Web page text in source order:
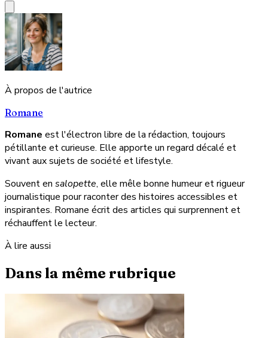
À propos de l'autrice
Romane
Romane est l'électron libre de la rédaction, toujours
pétillante et curieuse. Elle apporte un regard décalé et
vivant aux sujets de société et lifestyle.
Souvent en salopette, elle mêle bonne humeur et rigueur
journalistique pour raconter des histoires accessibles et
inspirantes. Romane écrit des articles qui surprennent et
réchauffent le lecteur.
À lire aussi
Dans la même rubrique